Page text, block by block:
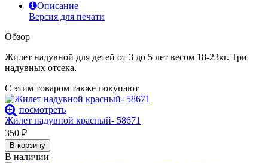
Описание
Версия для печати
Обзор
Жилет надувной для детей от 3 до 5 лет весом 18-23кг. Три
надувных отсека.
С этим товаром также покупают
посмотреть
Жилет надувной красный- 58671
350 ₽
В корзину
В наличии